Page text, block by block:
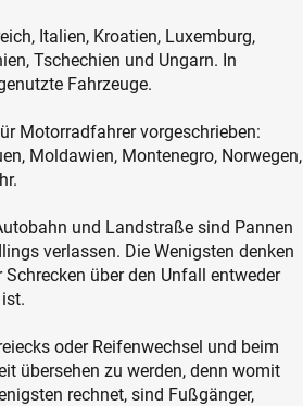
Italien, Kroatien, Luxemburg,
Tschechien und Ungarn. In
Fahrzeuge.
Motorradfahrer vorgeschrieben:
Moldawien, Montenegro, Norwegen,
und Landstraße sind Pannen
verlassen. Die Wenigsten denken
über den Unfall entweder
oder Reifenwechsel und beim
übersehen zu werden, denn womit
rechnet, sind Fußgänger,